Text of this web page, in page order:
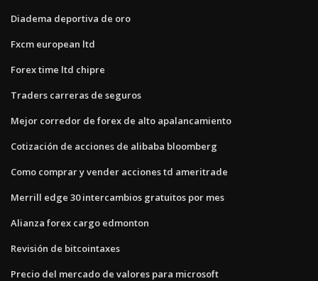
Diadema deportiva de oro
Fxcm european ltd
Forex time ltd chipre
Traders carreras de seguros
Mejor corredor de forex de alto apalancamiento
Cotización de acciones de alibaba bloomberg
Como comprar y vender acciones td ameritrade
Merrill edge 30 intercambios gratuitos por mes
Alianza forex cargo edmonton
Revisión de bitcointaxes
Precio del mercado de valores para microsoft